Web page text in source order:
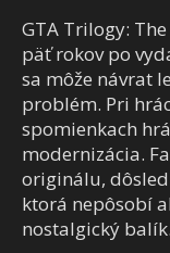
GTA Trilogy:
päť rokov po
sa môže návrat
problém. Pri
spomienkach
modernizácia.
originálu,
ktorá nepôsobí
nostalgický balík.